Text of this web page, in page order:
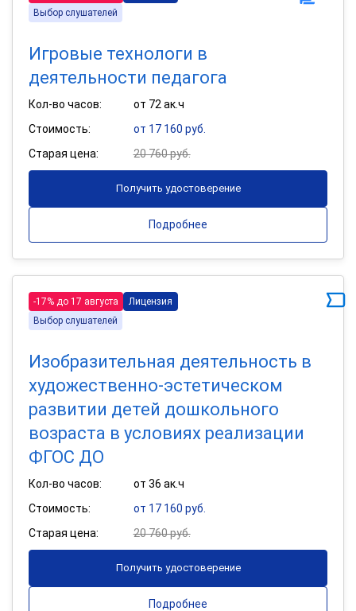
Выбор слушателей
Игровые технологи в
деятельности педагога
Кол-во часов:
от 72 ак.ч
Стоимость:
от 17 160 руб.
Старая цена:
20 760 руб.
Получить удостоверение
Подробнее
-17% до 17 августа
Лицензия
Выбор слушателей
Изобразительная деятельность в
художественно-эстетическом
развитии детей дошкольного
возраста в условиях реализации
ФГОС ДО
Кол-во часов:
от 36 ак.ч
Стоимость:
от 17 160 руб.
Старая цена:
20 760 руб.
Получить удостоверение
Подробнее